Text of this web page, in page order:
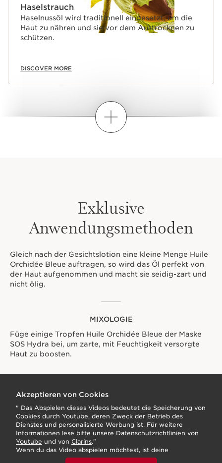
Haselstrauch
Haselnussöl wird traditionell eingesetzt, um die
Haut zu nähren und sie vor dem Austrocknen zu
schützen.
DISCOVER MORE
Wie mixe ich?
Exklusive
Anwendungsmethoden
Gleich nach der Gesichtslotion eine kleine Menge Huile
Orchidée Bleue auftragen, so wird das Öl perfekt von
der Haut aufgenommen und macht sie seidig-zart und
nicht ölig.
MIXOLOGIE
Füge einige Tropfen Huile Orchidée Bleue der Maske
SOS Hydra bei, um zarte, mit Feuchtigkeit versorgte
Haut zu boosten.
Akzeptieren von Cookies
" Das Abspielen dieses Videos bedeutet die Speicherung von
Cookies durch Youtube, deren Zweck der Betrieb des
Dienstes und personalisierte Werbung ist. Für weitere
Informationen lese bitte unsere Datenschutzrichtlinien von
Youtube und von Clarins."
Wenn du das Video abspielen möchtest, ist deine
Zustimmung erforderlich, indem du unten klickst.